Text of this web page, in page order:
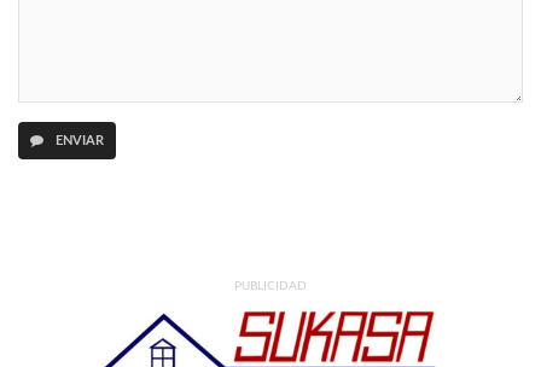
ENVIAR
PUBLICIDAD